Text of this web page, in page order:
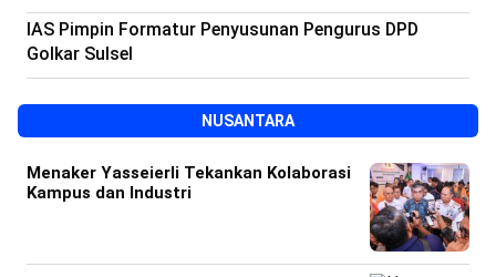
IAS Pimpin Formatur Penyusunan Pengurus DPD
Golkar Sulsel
NUSANTARA
Menaker Yasseierli Tekankan Kolaborasi
Kampus dan Industri